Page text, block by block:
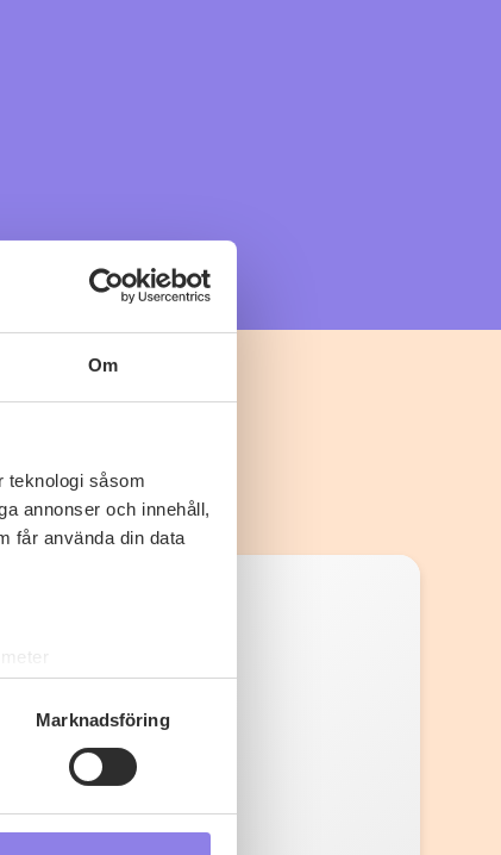
Om
teknologi såsom
annonser och innehåll,
får använda din data
. Du kan ändra
Marknadsföring